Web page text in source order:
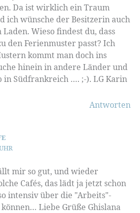
Da ist wirklich ein Traum
ich wünsche der Besitzerin auch
Wieso findest du, dass
den Ferienmuster passt? Ich
kommt man doch ins
hinein in andere Länder und
in Südfrankreich …. ;-). LG Karin
Antworten
mir so gut, und wieder
Cafés, das lädt ja jetzt schon
intensiv über die "Arbeits"-
Liebe Grüße Ghislana